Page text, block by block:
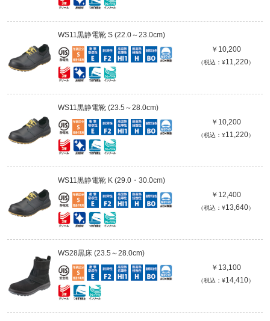
WS11黒静電靴 S (22.0～23.0cm)
￥10,200
（税込：¥11,220）
WS11黒静電靴 (23.5～28.0cm)
￥10,200
（税込：¥11,220）
WS11黒静電靴 K (29.0・30.0cm)
￥12,400
（税込：¥13,640）
WS28黒床 (23.5～28.0cm)
￥13,100
（税込：¥14,410）